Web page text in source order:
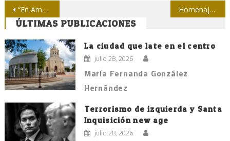
Navegación
de
entradas
“En América Latina hay bases militares y bases mediáticas” Homenaje a periódico y canal cienfuegueros en sus aniversarios
ÚLTIMAS PUBLICACIONES
La ciudad que late en el centro
julio 28, 2026
María Fernanda González
Hernández
Terrorismo de izquierda y Santa
Inquisición new age
julio 28, 2026